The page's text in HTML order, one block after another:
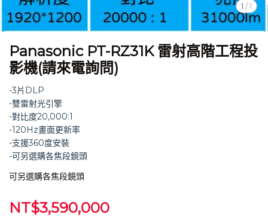
1 /1
Panasonic PT-RZ31K 雷射高階工程投
影機(請來電詢問)
-3片DLP
-雙雷射光引擎
-對比度20,000:1
-120Hz畫面更新率
-支援360度安裝
-可另選購各焦段鏡頭
可另選購各焦段鏡頭
NT$3,590,000